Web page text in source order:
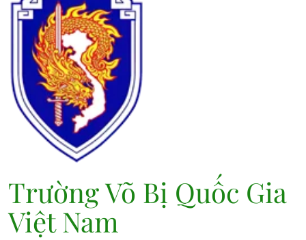
Trường Võ Bị Quốc Gia
Việt Nam